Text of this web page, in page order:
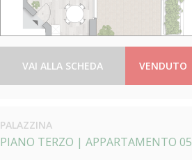
VAI ALLA SCHEDA VENDUTO
PALAZZINA
PIANO TERZO | APPARTAMENTO 05